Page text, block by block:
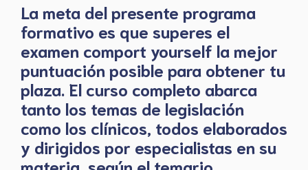
La meta del presente programa
formativo es que superes el
examen comport yourself la mejor
puntuación posible para obtener tu
plaza. El curso completo abarca
tanto los temas de legislación
como los clínicos, todos elaborados
y dirigidos por especialistas en su